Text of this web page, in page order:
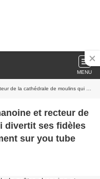
MENU
ses fidèles depuis le début du confinement sur you tube
et recteur de
divertit ses fidèles
sur you tube